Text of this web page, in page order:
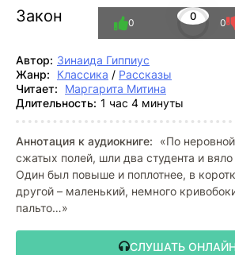
Закон 0
0 0
Автор: Зинаида Гиппиус
Жанр:
Классика / Рассказы
Читает:
Маргарита Митина
Длительность: 1 час 4 минуты
Аннотация к аудиокниге:
«По
сжатых полей, шли два студента и вяло
Один был повыше и поплотнее, в
другой – маленький, немного
пальто…»
СЛУШАТЬ